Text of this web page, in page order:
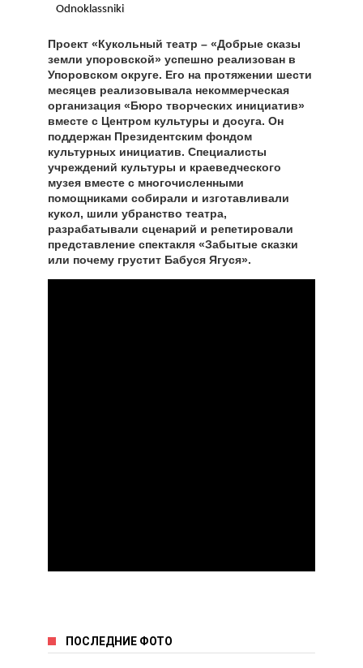
Odnoklassniki
Проект «Кукольный театр – «Добрые сказы
земли упоровской» успешно реализован в
Упоровском округе. Его на протяжении шести
месяцев реализовывала некоммерческая
организация «Бюро творческих инициатив»
вместе с Центром культуры и досуга. Он
поддержан Президентским фондом
культурных инициатив. Специалисты
учреждений культуры и краеведческого
музея вместе с многочисленными
помощниками собирали и изготавливали
кукол, шили убранство театра,
разрабатывали сценарий и репетировали
представление спектакля «Забытые сказки
или почему грустит Бабуся Ягуся».
ПОСЛЕДНИЕ ФОТО